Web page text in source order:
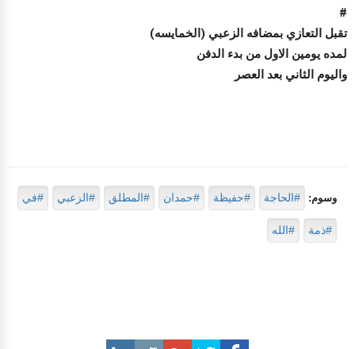
#
تقبل التعازي بمضافه الزعبي (الخمايسه)
لمده يومين الاول من بدء الدفن
واليوم الثاني بعد العصر
وسوم: #الحاجة #حفيظة #حمدان #المطلق #الزعبي #في
#ذمة #الله